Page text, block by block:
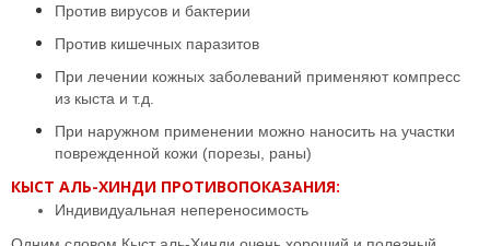
Против вирусов и бактерии
Против кишечных паразитов
При лечении кожных заболеваний применяют компресс
из кыста и т.д.
При наружном применении можно наносить на участки
поврежденной кожи (порезы, раны)
КЫСТ АЛЬ-ХИНДИ ПРОТИВОПОКАЗАНИЯ:
Индивидуальная непереносимость